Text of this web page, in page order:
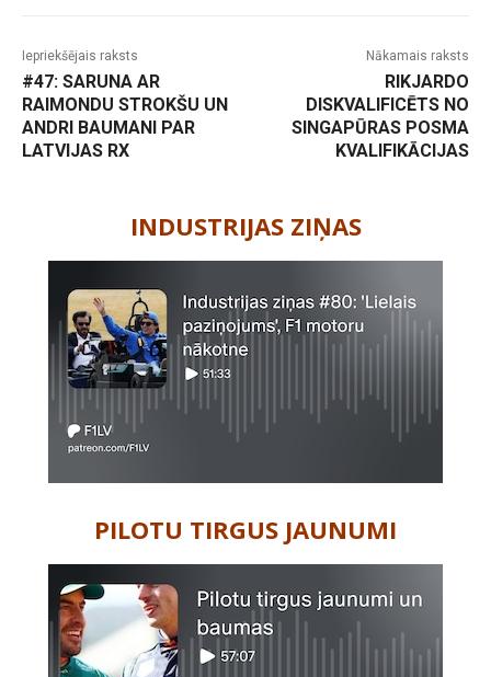
Iepriekšējais raksts
#47: SARUNA AR
RAIMONDU STROKŠU UN
ANDRI BAUMANI PAR
LATVIJAS RX
Nākamais raksts
RIKJARDO
DISKVALIFICĒTS NO
SINGAPŪRAS POSMA
KVALIFIKĀCIJAS
INDUSTRIJAS ZIŅAS
PILOTU TIRGUS JAUNUMI